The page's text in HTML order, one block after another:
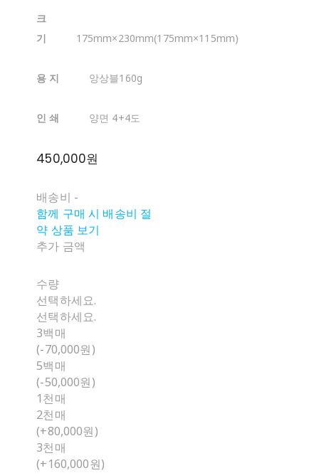
크
기
175mm×230mm(175mm×115mm)
용 지 앙상블160g
인 쇄 양면 4+4도
450,000원
배송비 -
함께 구매 시 배송비 절
약 상품 보기
추가 금액
수량
선택하세요.
선택하세요.
3백매
(-70,000원)
5백매
(-50,000원)
1천매
2천매
(+80,000원)
3천매
(+160,000원)